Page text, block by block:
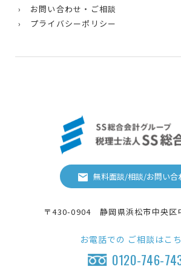
› お問い合わせ・ご相談
› プライバシーポリシー
無料面談/相談/お問い合
〒430-0904 静岡県浜松市中央区
お電話での ご相談はこ
0120-746-